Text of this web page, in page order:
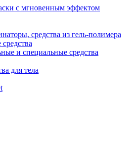
с мгновенным эффектом
средства из гель-полимера
и специальные средства
для тела